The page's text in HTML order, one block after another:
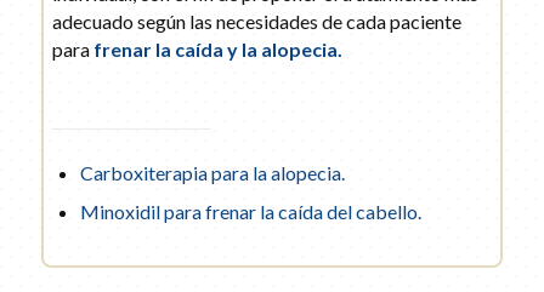
adecuado según las necesidades de cada paciente
para frenar la caída y la alopecia.
Carboxiterapia para la alopecia.
Minoxidil para frenar la caída del cabello.